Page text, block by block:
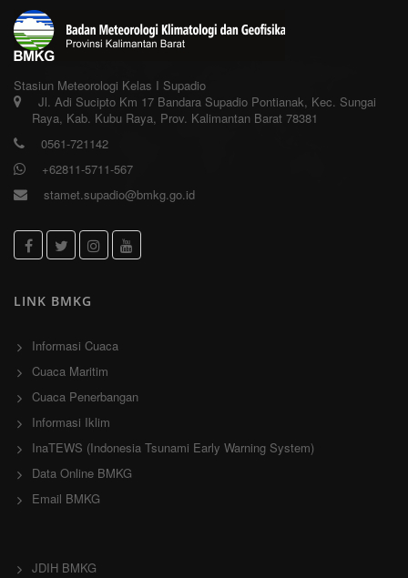
Stasiun Meteorologi Kelas I Supadio
Jl. Adi Sucipto Km 17 Bandara Supadio Pontianak, Kec. Sungai
Raya, Kab. Kubu Raya, Prov. Kalimantan Barat 78381
0561-721142
+62811-5711-567
stamet.supadio@bmkg.go.id
LINK BMKG
Informasi Cuaca
Cuaca Maritim
Cuaca Penerbangan
Informasi Iklim
InaTEWS (Indonesia Tsunami Early Warning System)
Data Online BMKG
Email BMKG
JDIH BMKG